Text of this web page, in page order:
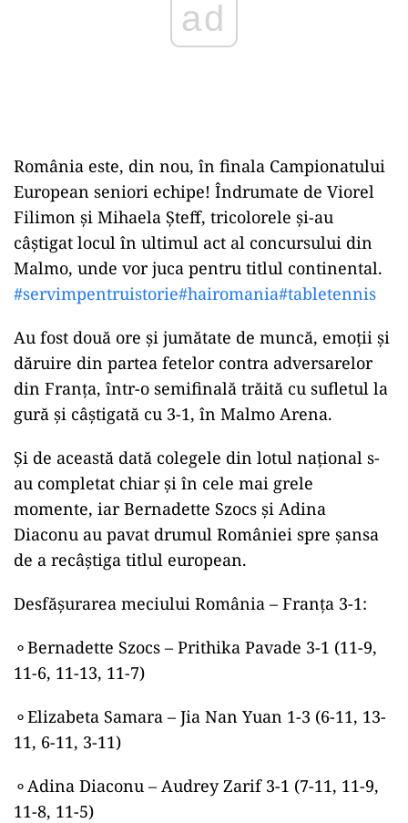
România este, din nou, în finala Campionatului
European seniori echipe! Îndrumate de Viorel
Filimon și Mihaela Șteff, tricolorele și-au
câștigat locul în ultimul act al concursului din
Malmo, unde vor juca pentru titlul continental.
#servimpentruistorie#hairomania#tabletennis
Au fost două ore și jumătate de muncă, emoții și
dăruire din partea fetelor contra adversarelor
din Franța, într-o semifinală trăită cu sufletul la
gură și câștigată cu 3-1, în Malmo Arena.
Și de această dată colegele din lotul național s-
au completat chiar și în cele mai grele
momente, iar Bernadette Szocs și Adina
Diaconu au pavat drumul României spre șansa
de a recâștiga titlul european.
Desfășurarea meciului România – Franța 3-1:
⚬Bernadette Szocs – Prithika Pavade 3-1 (11-9,
11-6, 11-13, 11-7)
⚬Elizabeta Samara – Jia Nan Yuan 1-3 (6-11, 13-
11, 6-11, 3-11)
⚬Adina Diaconu – Audrey Zarif 3-1 (7-11, 11-9,
11-8, 11-5)